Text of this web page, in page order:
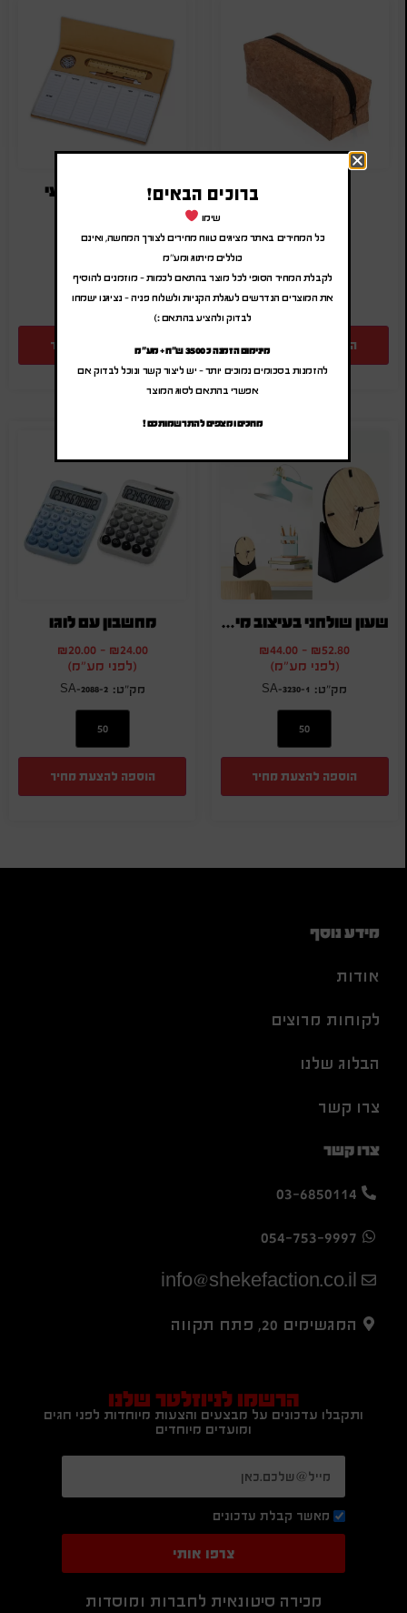
(לפני מע"מ)
הוספה להצעת מחיר
לוח עבודה שבועי
(לפני מע"מ)
הוספה להצעת מחיר
שעון שולחני בעיצוב מיוחד
₪52.80
-
₪44.00
(לפני מע"מ)
SA-3230-1
הוספה להצעת מחיר
מחשבון עם לוגו
₪24.00
-
₪20.00
(לפני מע"מ)
SA-2088-2
הוספה להצעת מחיר
מידע נוסף
אודות
לקוחות מרוצים
הבלוג שלנו
צרו קשר
צרו קשר
03-6850114
054-753-9997
info@shekefaction.co.il
המגשימים 20, פתח תקווה
הרשמו לניוזלטר שלנו
ותקבלו עדכונים על מבצעים והצעות מיוחדות לפני חגים
ומועדים מיוחדים
מאשר קבלת עדכונים
צרפו אותי
מכירה סיטונאית לחברות ומוסדות
ברוכים הבאים!
שימו
כל המחירים באתר מציגים טווח מחירים לצורך המחשה, ואינם
כוללים מיתוג ומע"מ
לקבלת המחיר הסופי לכל מוצר בהתאם לכמות – מוזמנים להוסיף
את המוצרים הנדרשים לעגלת הקניות ולשלוח פניה – נציגנו ישמחו
לבדוק ולהציע בהתאם :)
מינימום הזמנה כ 3500 ש"ח + מע"מ
להזמנות בסכומים נמוכים יותר – יש ליצור קשר ונוכל לבדוק אם
אפשרי בהתאם לסוג המוצר
מחכים ומצפים להתרשמותכם !